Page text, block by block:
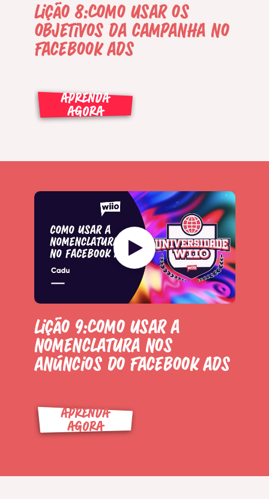
Lição 8:Como usar os
objetivos da campanha no
Facebook ads
APRENDA
AGORA
Lição 9:Como usar a
nomenclatura nos
anúncios do Facebook ads
APRENDA
AGORA